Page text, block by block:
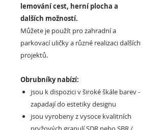
lemování cest, herní plocha a
dalších možností.
Můžete je použít pro zahradní a
parkovací uličky a různé realizaci dalších
projektů.
Obrubníky nabízí:
jsou k dispozici v široké škále barev -
zapadají do estetiky designu
jsou vyrobeny z vysoce kvalitních